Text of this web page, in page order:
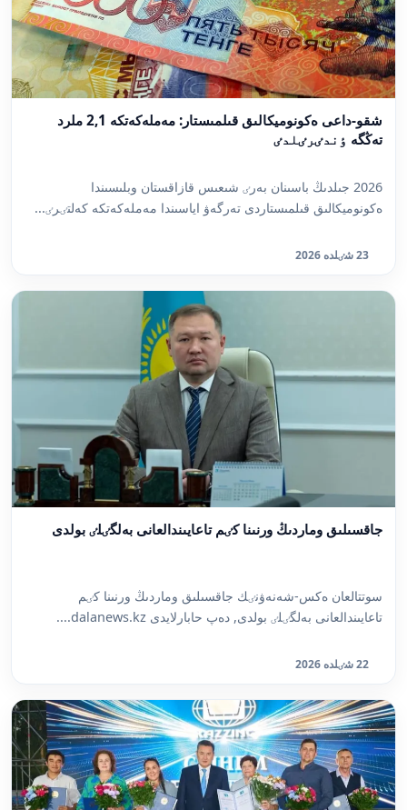
شقو-داعى ەكونوميكالىق قىلمىستار: مەملەكەتكە 2,1 ملرد
تەڭگە ٶندٸرٸلدٸ
2026 جىلدىڭ باسىنان بەرٸ شىعىس قازاقستان وبلىسىندا
ەكونوميكالىق قىلمىستاردى تەرگەۋ اياسىندا مەملەكەتكە كەلتٸرٸ...
23 شٸلدە 2026
جاقسىلىق وماردىڭ ورنىنا كٸم تاعايىندالعانى بەلگٸلٸ بولدى
سوتتالعان ەكس-شەنەۋنٸك جاقسىلىق وماردىڭ ورنىنا كٸم
تاعايىندالعانى بەلگٸلٸ بولدى, دەپ حابارلايدى dalanews.kz....
22 شٸلدە 2026